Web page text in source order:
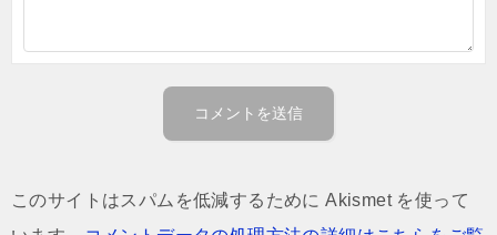
このサイトはスパムを低減するために Akismet を使って